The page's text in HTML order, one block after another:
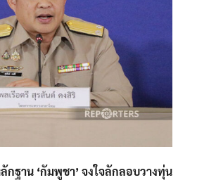
กฐาน ‘กัมพูชา’ จงใจลักลอบวางทุ่น